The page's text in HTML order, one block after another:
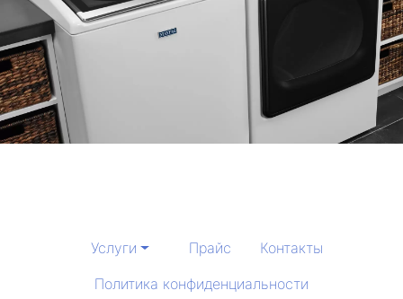
Услуги Прайс
Контакты
Политика конфиденциальности